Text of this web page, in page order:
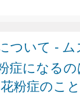
ついて -
症になる
粉症のこと